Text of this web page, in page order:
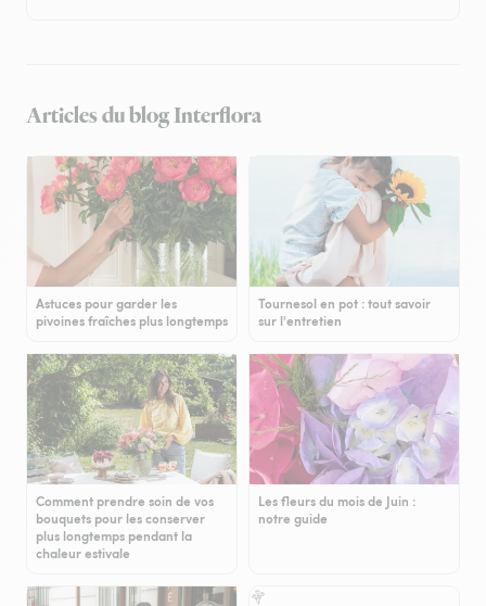
Articles du blog Interflora
Astuces pour garder les
pivoines fraîches plus longtemps
Tournesol en pot : tout savoir
sur l'entretien
Comment prendre soin de vos
bouquets pour les conserver
plus longtemps pendant la
chaleur estivale
Les fleurs du mois de Juin :
notre guide